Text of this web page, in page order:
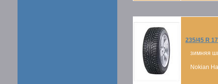
235/45 R
зимняя
Nokian